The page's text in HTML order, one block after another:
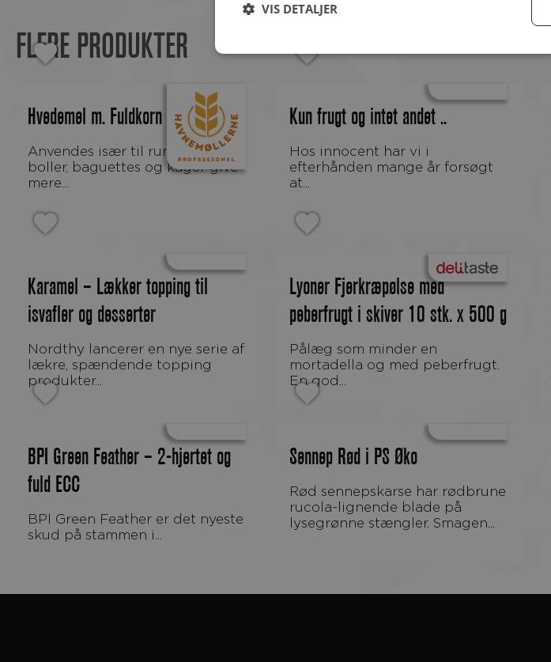
FLERE PRODUKTER
Hvedemel m. Fuldkorn 10% N+
Anvendes især til rundstykker,
boller, baguettes og kager give
mere...
Kun frugt og intet andet ..
Hos innocent har vi i
efterhånden mange år forsøgt
at...
Karamel – Lækker topping til
isvafler og desserter
Nordthy lancerer en nye serie af
lækre, spændende topping
produkter...
Lyoner Fjerkræpølse med
peberfrugt i skiver 10 stk. x 500 g
Pålæg som minder en
mortadella og med peberfrugt.
En god...
BPI Green Feather – 2-hjertet og
fuld ECC
BPI Green Feather er det nyeste
skud på stammen i...
Sennep Rød i PS Øko
Rød sennepskarse har rødbrune
rucola-lignende blade på
lysegrønne stængler. Smagen...
VIS DETALJER